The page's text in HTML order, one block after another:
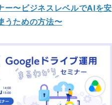
ー〜ビジネスレベルでAIを安
うための方法〜